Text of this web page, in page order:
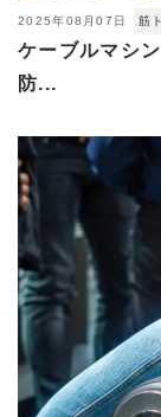
2025年08月07日 筋
ケーブルマシ
防...